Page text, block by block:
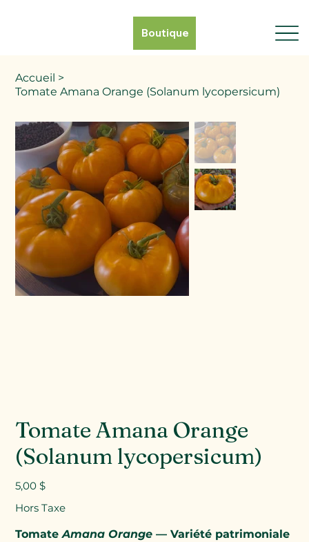
Boutique
Accueil >
Tomate Amana Orange (Solanum lycopersicum)
Tomate Amana Orange
(Solanum lycopersicum)
Prix
5,00 $
Hors Taxe
TomateAmana Orange — Variété patrimoniale